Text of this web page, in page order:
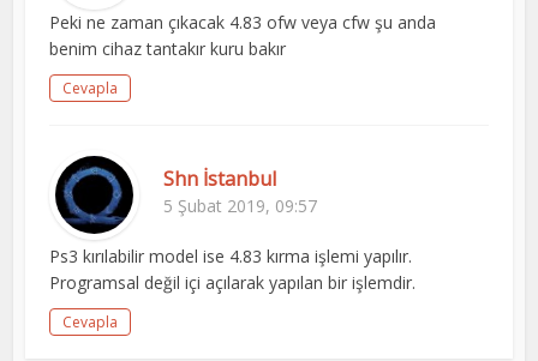
Peki ne zaman çıkacak 4.83 ofw veya cfw şu anda
benim cihaz tantakır kuru bakır
Cevapla
Shn İstanbul
5 Şubat 2019, 09:57
Ps3 kırılabilir model ise 4.83 kırma işlemi yapılır.
Programsal değil içi açılarak yapılan bir işlemdir.
Cevapla